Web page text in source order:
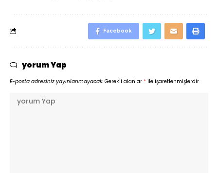
Facebook
yorum Yap
E-posta adresiniz yayınlanmayacak. Gerekli alanlar * ile işaretlenmişlerdir